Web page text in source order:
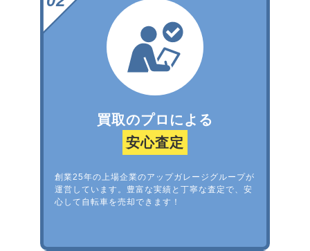
買取のプロによる
安心査定
創業25年の上場企業のアップガレージグループが
運営しています。豊富な実績と丁寧な査定で、安
心して自転車を売却できます！